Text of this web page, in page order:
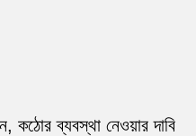
কঠোর ব্যবস্থা নেওয়ার দাবি